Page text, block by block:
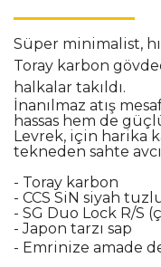
Süper minimalist,
Toray karbon
halkalar takıldı.
İnanılmaz atış
hassas hem de
Levrek, için harika
tekneden sahte
- Toray karbon
- CCS SiN siyah
- SG Duo Lock R/S
- Japon tarzı sap
- Emrinize amade